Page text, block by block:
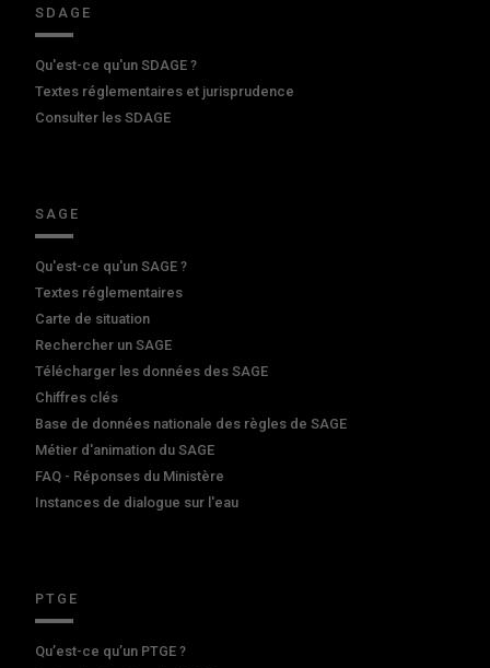
SDAGE
Qu'est-ce qu'un SDAGE ?
Textes réglementaires et jurisprudence
Consulter les SDAGE
SAGE
Qu'est-ce qu'un SAGE ?
Textes réglementaires
Carte de situation
Rechercher un SAGE
Télécharger les données des SAGE
Chiffres clés
Base de données nationale des règles de SAGE
Métier d'animation du SAGE
FAQ - Réponses du Ministère
Instances de dialogue sur l'eau
PTGE
Qu’est-ce qu’un PTGE ?